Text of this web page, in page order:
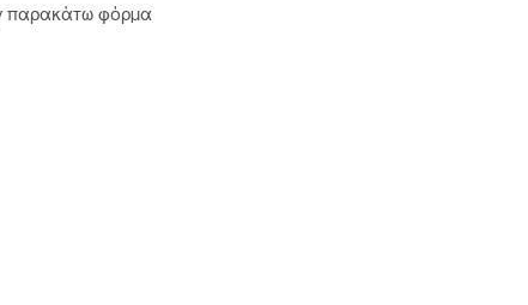
παρακάτω φόρμα